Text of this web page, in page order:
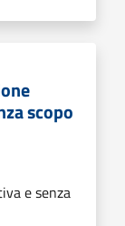
scopo
e senza